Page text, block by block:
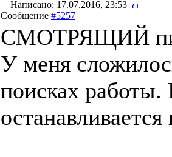
Написано: 17.07.2016, 23:53
Сообщение #5257
СМОТРЯЩИЙ
У меня
поисках